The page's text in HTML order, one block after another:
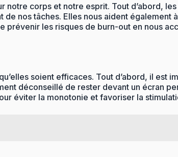
corps et notre esprit. Tout d’abord,
nos tâches. Elles nous aident également
les risques de burn-out en nous
soient efficaces. Tout d’abord, il est
déconseillé de rester devant un écran
éviter la monotonie et favoriser la